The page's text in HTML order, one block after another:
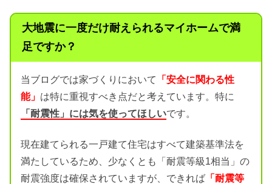
大地震に一度だけ耐えられるマイホームで満
足ですか？
当ブログでは家づくりにおいて
「安全に関わる性
能」 は特に重視すべき点だと考えています。特に
「耐震性」には気を使ってほしいです。
現在建てられる一戸建て住宅はすべて建築基準法を
満たしているため、少なくとも「耐震等級1相当」の
耐震強度は確保されていますが、できれば 「耐震等